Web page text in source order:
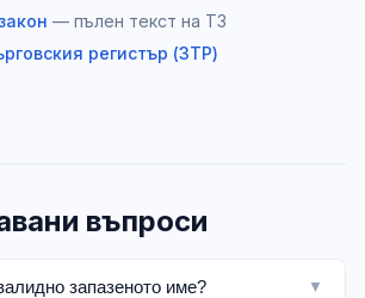
— пълен текст на ТЗ
регистър (ЗТР)
въпроси
запазеното име? ▼